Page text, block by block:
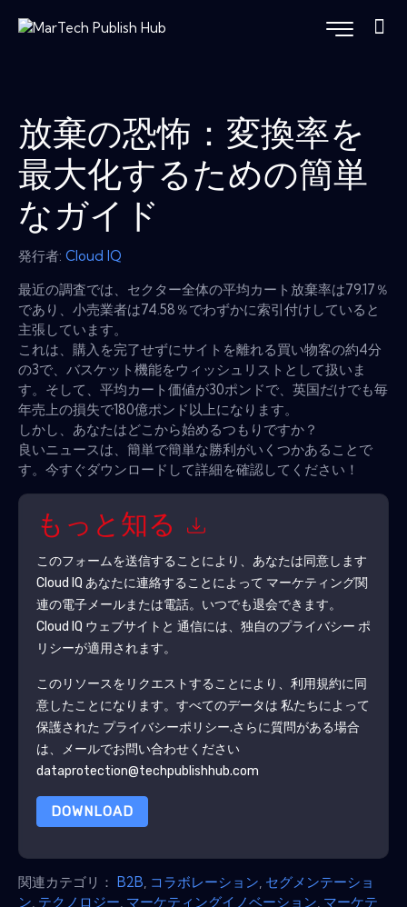
放棄の恐怖：変換率を
最大化するための簡単
なガイド
発行者: Cloud IQ
最近の調査では、セクター全体の平均カート放棄率は79.17％
であり、小売業者は74.58％でわずかに索引付けしていると
主張しています。
これは、購入を完了せずにサイトを離れる買い物客の約4分
の3で、バスケット機能をウィッシュリストとして扱いま
す。そして、平均カート価値が30ポンドで、英国だけでも毎
年売上の損失で180億ポンド以上になります。
しかし、あなたはどこから始めるつもりですか？
良いニュースは、簡単で簡単な勝利がいくつかあることで
す。今すぐダウンロードして詳細を確認してください！
もっと知る
このフォームを送信することにより、あなたは同意します
Cloud IQ あなたに連絡することによって マーケティング関
連の電子メールまたは電話。いつでも退会できます。
Cloud IQ ウェブサイトと 通信には、独自のプライバシー ポ
リシーが適用されます。
このリソースをリクエストすることにより、利用規約に同
意したことになります。すべてのデータは 私たちによって
保護された プライバシーポリシー.さらに質問がある場合
は、メールでお問い合わせください
dataprotection@techpublishhub.com
DOWNLOAD
関連カテゴリ： B2B コラボレーション セグメンテーショ
ン テクノロジー マーケティングイノベーション マーケテ